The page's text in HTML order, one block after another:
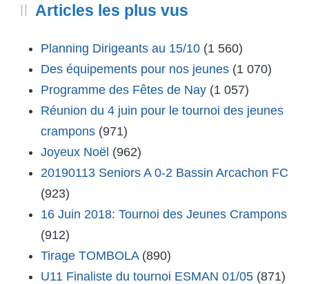
Articles les plus vus
Planning Dirigeants au 15/10 (1 560)
Des équipements pour nos jeunes (1 070)
Programme des Fêtes de Nay (1 057)
Réunion du 4 juin pour le tournoi des jeunes
crampons (971)
Joyeux Noël (962)
20190113 Seniors A 0-2 Bassin Arcachon FC
(923)
16 Juin 2018: Tournoi des Jeunes Crampons
(912)
Tirage TOMBOLA (890)
U11 Finaliste du tournoi ESMAN 01/05 (871)